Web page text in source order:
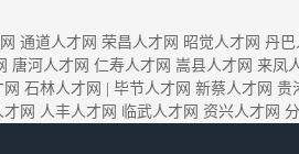
通道人才网 荣昌人才网 昭觉人才网 丹巴
唐河人才网 仁寿人才网 嵩县人才网 来凤
石林人才网 毕节人才网 新蔡人才网 贵
网 人丰人才网 临武人才网 资兴人才网